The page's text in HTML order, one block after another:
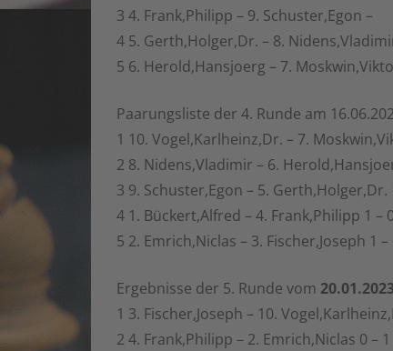
3 4. Frank,Philipp – 9. Schuster,Egon –
4 5. Gerth,Holger,Dr. – 8.
5 6. Herold,Hansjoerg – 7.
Paarungsliste der 4. Runde am
1 10. Vogel,Karlheinz,Dr. – 7.
2 8. Nidens,Vladimir – 6.
3 9. Schuster,Egon – 5. Gerth,Holger,Dr.
4 1. Bückert,Alfred – 4. Frank,Philipp 1 – 0
5 2. Emrich,Niclas – 3. Fischer,Joseph 1 –
Ergebnisse der 5. Runde vom
1 3. Fischer,Joseph – 10.
2 4. Frank,Philipp – 2. Emrich,Niclas 0 – 1